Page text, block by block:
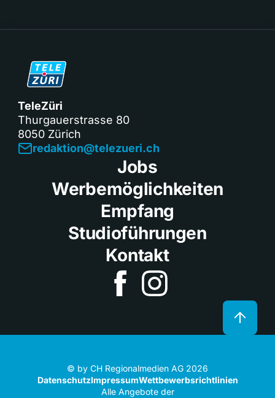
TeleZüri
Thurgauerstrasse 80
8050 Zürich
redaktion@telezueri.ch
Jobs
Werbemöglichkeiten
Empfang
Studioführungen
Kontakt
© by CH Regionalmedien AG 2026
DatenschutzImpressumWettbewerbsrichtlinien
Alle Angebote der